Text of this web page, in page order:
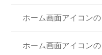
ホーム画面アイコン
ホーム画面アイコン